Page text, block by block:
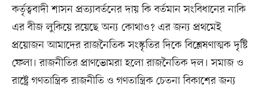
কর্তৃত্ববাদী শাসন প্রত্যাবর্তনের দায় কি বর্তমান সংবিধানের নাকি
এর বীজ লুকিয়ে রয়েছে অন্য কোথাও? এর জন্য প্রথমেই
প্রয়োজন আমাদের রাজনৈতিক সংস্কৃতির দিকে বিশ্লেষণাত্মক দৃষ্টি
ফেলা। রাজনীতির প্রাণভোমরা হলো রাজনৈতিক দল। সমাজ ও
রাষ্ট্রে গণতান্ত্রিক রাজনীতি ও গণতান্ত্রিক চেতনা বিকাশের জন্য